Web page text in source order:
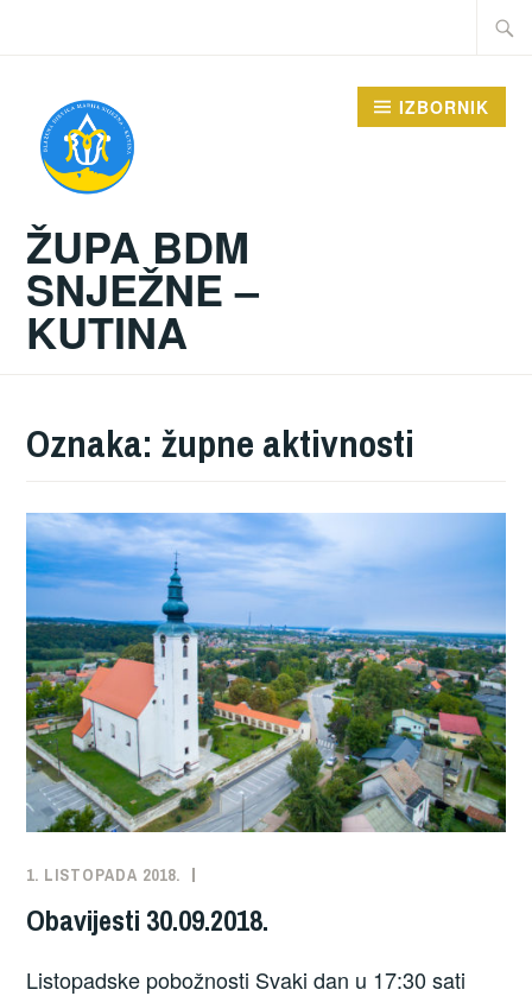
Traži:
ŽUPA BDM
SNJEŽNE –
KUTINA
IZBORNIK
Oznaka:župne aktivnosti
1. LISTOPADA 2018.
Obavijesti 30.09.2018.
Listopadske pobožnosti Svaki dan u 17:30 sati